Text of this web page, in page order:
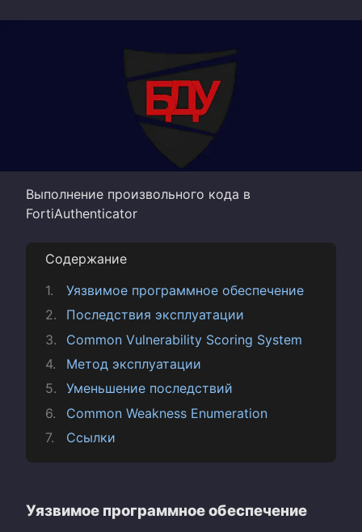
Выполнение произвольного кода в
FortiAuthenticator
Содержание
Уязвимое программное обеспечение
Последствия эксплуатации
Common Vulnerability Scoring System
Метод эксплуатации
Уменьшение последствий
Common Weakness Enumeration
Ссылки
Уязвимое программное обеспечение